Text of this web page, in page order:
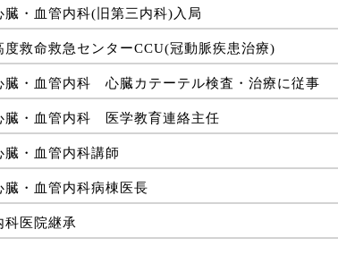
臓・血管内科(旧第三内科)入局
度救命救急センターCCU(冠動脈疾患治療)
臓・血管内科 心臓カテーテル検査・治療に従事
臓・血管内科 医学教育連絡主任
臓・血管内科講師
臓・血管内科病棟医長
科医院継承